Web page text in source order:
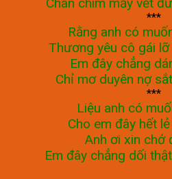
Chân chim mấy vết
***
Rằng anh có
Thương yêu cô gái
Em đây chẳng
Chỉ mơ duyên nợ
***
Liệu anh có
Cho em đây hết
Anh ơi xin chớ
Em đây chẳng dối